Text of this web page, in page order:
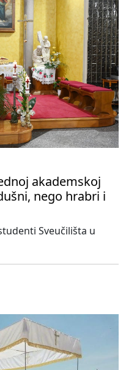
akademskoj
nego hrabri i
Sveučilišta u